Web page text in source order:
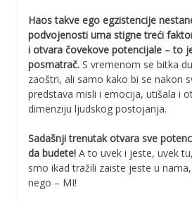
Haos takve ego egzistencije
podvojenosti uma stigne treći
i otvara čovekove potencijale – to
posmatrač. S vremenom se bitka
zaoštri, ali samo kako bi se nakon
predstava misli i emocija, utišala i
dimenziju ljudskog postojanja.
Sadašnji trenutak otvara sve
da budete! A to uvek i jeste, uvek
smo ikad tražili zaiste jeste u
nego – MI!